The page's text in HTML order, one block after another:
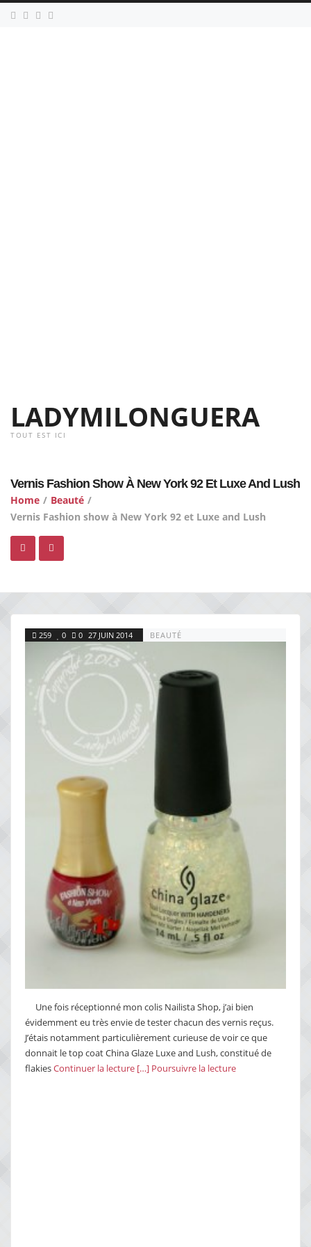
LADYMILONGUERA
TOUT EST ICI
Vernis Fashion Show À New York 92 Et Luxe And Lush
Home / Beauté /
Vernis Fashion show à New York 92 et Luxe and Lush
259 0 0 27 JUIN 2014 BEAUTÉ
Une fois réceptionné mon colis Nailista Shop, j’ai bien
évidemment eu très envie de tester chacun des vernis reçus.
J’étais notamment particulièrement curieuse de voir ce que
donnait le top coat China Glaze Luxe and Lush, constitué de
flakiesContinuer la lecture […] Poursuivre la lecture